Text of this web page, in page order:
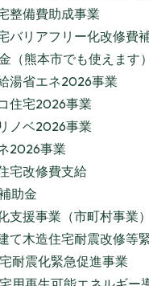
整備費助成事業
バリアフリー化改修費
（熊本市でも使えます）
湯省エネ2026事業
住宅2026事業
ノベ2026事業
2026事業
宅改修費支給
助金
支援事業（市町村事業）
て木造住宅耐震改修等
耐震化緊急促進事業